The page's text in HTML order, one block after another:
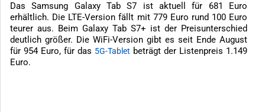
Das Samsung Galaxy Tab S7 ist aktuell für 681 Euro
erhältlich. Die LTE-Version fällt mit 779 Euro rund 100 Euro
teurer aus. Beim Galaxy Tab S7+ ist der Preisunterschied
deutlich größer. Die WiFi-Version gibt es seit Ende August
für 954 Euro, für das 5G-Tablet beträgt der Listenpreis 1.149
Euro.